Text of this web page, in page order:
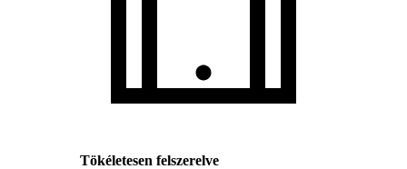
Tökéletesen felszerelve